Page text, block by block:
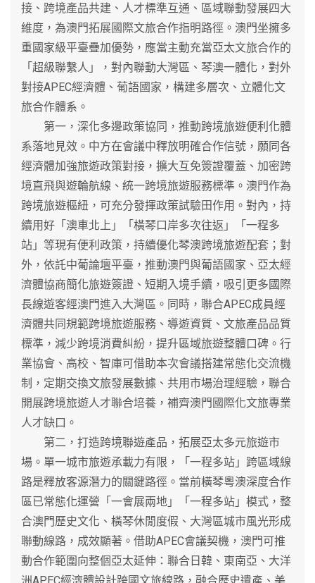
接、跨境產品共建、人才標準互通、區域聯動發展四大
維度，為澳門拓展國際文旅合作指明路徑。澳門坐擁多
重國家級平臺疊加優勢，應當主動充當亞太文旅合作的
「超級聯繫人」，對內聯動大灣區、琴澳一體化，對外
對接APEC經濟體、葡語國家，構建多層次、立體化文
旅合作體系。
第一，深化多邊政策協同，推動跨境旅遊便利化體
系落地見效。中方在會議中釋放明確合作信號，願同各
經濟體加強旅遊政策對接，擴大互免簽證覆蓋、加密跨
境直飛與遊輪航線、統一跨境旅遊服務標準。澳門作為
跨境旅遊樞紐，可充分發揮政策試驗田作用。對內，持
續用好「澳車北上」「橫琴口岸多次往返」「一程多
站」等現有便利政策，持續優化琴澳跨境旅遊配套；對
外，依託中葡論壇平臺，推動澳門與葡語國家、亞太經
濟體協商簡化旅遊簽證、短期入境手續，吸引更多國際
長線遊客經澳門進入大灣區。同時，聯合APEC成員經
濟體共同規範跨境旅遊服務、導遊資質、文旅產品品質
標準，減少跨境消費糾紛，提升區域旅遊整體口碑。行
業協會、高校、智庫可借助本次會議搭建常態化交流機
制，定期交換文旅發展數據、共用市場治理經驗，聯合
開展跨境旅遊人才聯合培養，補齊澳門國際化文旅專業
人才缺口。
第二，打造跨境聯遊產品，拓展亞太多元旅遊市
場。單一城市旅遊承載力有限，「一程多站」跨區域線
路是釋放客源潛力的關鍵路徑。當前橫琴粵澳深度合作
區已常態化運營「一會展兩地」「一程多站」模式，整
合澳門歷史文化、橫琴休閒度假、大灣區城市風光形成
聯動線路，成效顯著。借助APEC會議契機，澳門可推
動合作範圍向整個亞太延伸：聯合日韓、東南亞、大洋